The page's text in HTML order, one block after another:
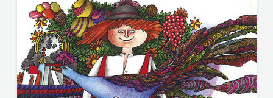
RADIOTELEVIZIJA
HERCEG-
BOSNE
ROCKMARK